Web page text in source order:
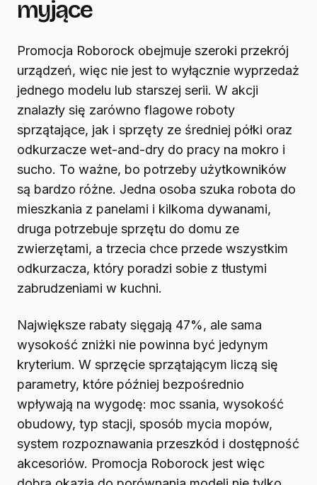
myjące
Promocja Roborock obejmuje szeroki przekrój
urządzeń, więc nie jest to wyłącznie wyprzedaż
jednego modelu lub starszej serii. W akcji
znalazły się zarówno flagowe roboty
sprzątające, jak i sprzęty ze średniej półki oraz
odkurzacze wet-and-dry do pracy na mokro i
sucho. To ważne, bo potrzeby użytkowników
są bardzo różne. Jedna osoba szuka robota do
mieszkania z panelami i kilkoma dywanami,
druga potrzebuje sprzętu do domu ze
zwierzętami, a trzecia chce przede wszystkim
odkurzacza, który poradzi sobie z tłustymi
zabrudzeniami w kuchni.
Największe rabaty sięgają 47%, ale sama
wysokość zniżki nie powinna być jedynym
kryterium. W sprzęcie sprzątającym liczą się
parametry, które później bezpośrednio
wpływają na wygodę: moc ssania, wysokość
obudowy, typ stacji, sposób mycia mopów,
system rozpoznawania przeszkód i dostępność
akcesoriów. Promocja Roborock jest więc